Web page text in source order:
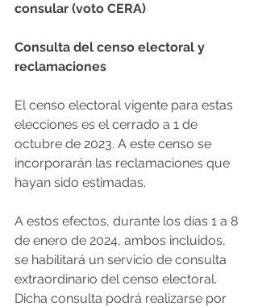
consular (voto CERA)
Consulta del censo electoral y
reclamaciones
El censo electoral vigente para estas
elecciones es el cerrado a 1 de
octubre de 2023. A este censo se
incorporarán las reclamaciones que
hayan sido estimadas.
A estos efectos, durante los días 1 a 8
de enero de 2024, ambos incluidos,
se habilitará un servicio de consulta
extraordinario del censo electoral.
Dicha consulta podrá realizarse por